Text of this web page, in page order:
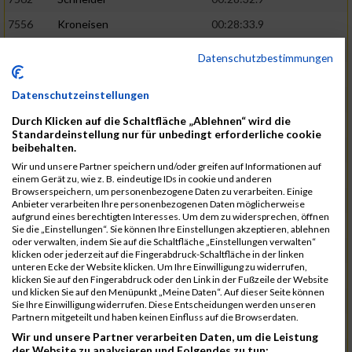
7556
Kroneisen
00:28:33.9
7540
7712
Welter
7670
Hensel
00:29:09.1
7507
Pingen
7730
Planta
00:29:23.6
7641
Heit
00:29:24.1
7682
Klein 00:29:34.6
02:28:48
7732
Samson
00:29:36.6
7544
Faltenbacher
00:29:46.5
7456
Jacobi
00:29:47.1
Lagally
Datenschutzbestimmungen
Datenschutzeinstellungen
Durch Klicken auf die Schaltfläche „Ablehnen“ wird die
Standardeinstellung nur für unbedingt erforderliche cookie
beibehalten.
Wir und unsere Partner speichern und/oder greifen auf Informationen auf
einem Gerät zu, wie z. B. eindeutige IDs in cookie und anderen
Browserspeichern, um personenbezogene Daten zu verarbeiten. Einige
Anbieter verarbeiten Ihre personenbezogenen Daten möglicherweise
aufgrund eines berechtigten Interesses. Um dem zu widersprechen, öffnen
Sie die „Einstellungen“. Sie können Ihre Einstellungen akzeptieren, ablehnen
oder verwalten, indem Sie auf die Schaltfläche „Einstellungen verwalten“
klicken oder jederzeit auf die Fingerabdruck-Schaltfläche in der linken
unteren Ecke der Website klicken. Um Ihre Einwilligung zu widerrufen,
klicken Sie auf den Fingerabdruck oder den Link in der Fußzeile der Website
und klicken Sie auf den Menüpunkt „Meine Daten“. Auf dieser Seite können
Sie Ihre Einwilligung widerrufen. Diese Entscheidungen werden unseren
Partnern mitgeteilt und haben keinen Einfluss auf die Browserdaten.
Wir und unsere Partner verarbeiten Daten, um die Leistung